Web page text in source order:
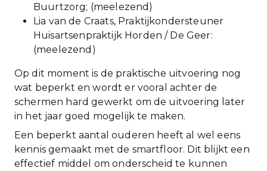
Buurtzorg; (meelezend)
Lia van de Craats, Praktijkondersteuner
Huisartsenpraktijk Horden / De Geer:
(meelezend)
Op dit moment is de praktische uitvoering nog
wat beperkt en wordt er vooral achter de
schermen hard gewerkt om de uitvoering later
in het jaar goed mogelijk te maken.
Een beperkt aantal ouderen heeft al wel eens
kennis gemaakt met de smartfloor. Dit blijkt een
effectief middel om onderscheid te kunnen